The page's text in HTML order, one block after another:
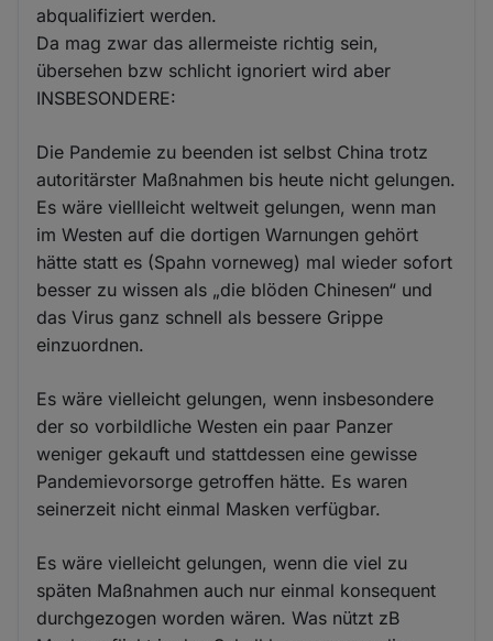
abqualifiziert werden.
Da mag zwar das allermeiste richtig sein,
übersehen bzw schlicht ignoriert wird aber
INSBESONDERE:
Die Pandemie zu beenden ist selbst China trotz
autoritärster Maßnahmen bis heute nicht gelungen.
Es wäre viellleicht weltweit gelungen, wenn man
im Westen auf die dortigen Warnungen gehört
hätte statt es (Spahn vorneweg) mal wieder sofort
besser zu wissen als „die blöden Chinesen“ und
das Virus ganz schnell als bessere Grippe
einzuordnen.
Es wäre vielleicht gelungen, wenn insbesondere
der so vorbildliche Westen ein paar Panzer
weniger gekauft und stattdessen eine gewisse
Pandemievorsorge getroffen hätte. Es waren
seinerzeit nicht einmal Masken verfügbar.
Es wäre vielleicht gelungen, wenn die viel zu
späten Maßnahmen auch nur einmal konsequent
durchgezogen worden wären. Was nützt zB